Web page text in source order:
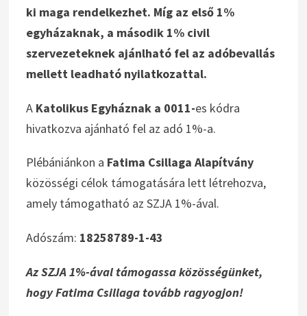
ki maga rendelkezhet. Míg az első 1%
egyházaknak, a második 1% civil
szervezeteknek ajánlható fel az adóbevallás
mellett leadható nyilatkozattal.
A Katolikus Egyháznak a 0011-es kódra
hivatkozva ajánható fel az adó 1%-a.
Plébániánkon a Fatima Csillaga Alapítvány
közösségi célok támogatására lett létrehozva,
amely támogatható az SZJA 1%-ával.
Adószám: 18258789-1-43
Az SZJA 1%-ával támogassa közösségünket,
hogy Fatima Csillaga tovább ragyogjon!